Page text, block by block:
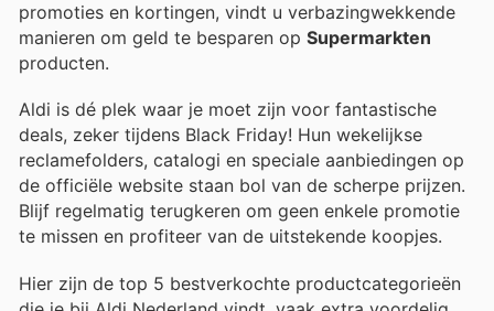
promoties en kortingen, vindt u verbazingwekkende
manieren om geld te besparen op Supermarkten
producten.
Aldi is dé plek waar je moet zijn voor fantastische
deals, zeker tijdens Black Friday! Hun wekelijkse
reclamefolders, catalogi en speciale aanbiedingen op
de officiële website staan bol van de scherpe prijzen.
Blijf regelmatig terugkeren om geen enkele promotie
te missen en profiteer van de uitstekende koopjes.
Hier zijn de top 5 bestverkochte productcategorieën